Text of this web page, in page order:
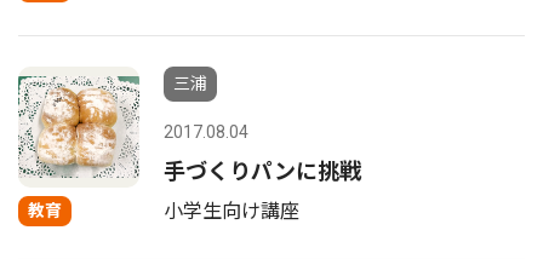
教育
三浦
2017.08.04
手づくりパンに挑戦
小学生向け講座